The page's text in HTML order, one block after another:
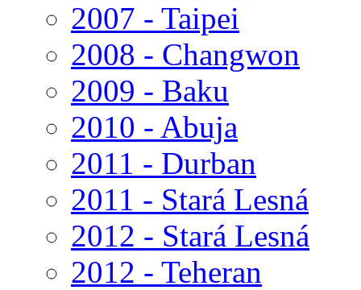
2007 - Taipei
2008 - Changwon
2009 - Baku
2010 - Abuja
2011 - Durban
2011 - Stará Lesná
2012 - Stará Lesná
2012 - Teheran